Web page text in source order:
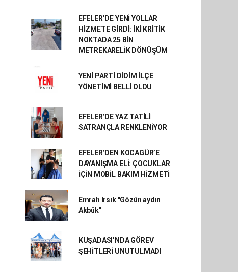
EFELER’DE YENİ YOLLAR
HİZMETE GİRDİ: İKİ KRİTİK
NOKTADA 25 BİN
METREKARELİK DÖNÜŞÜM
YENİ PARTİ DİDİM İLÇE
YÖNETİMİ BELLİ OLDU
EFELER’DE YAZ TATİLİ
SATRANÇLA RENKLENİYOR
EFELER’DEN KOCAGÜR’E
DAYANIŞMA ELİ: ÇOCUKLAR
İÇİN MOBİL BAKIM HİZMETİ
Emrah Irsık "Gözün aydın
Akbük"
KUŞADASI’NDA GÖREV
ŞEHİTLERİ UNUTULMADI